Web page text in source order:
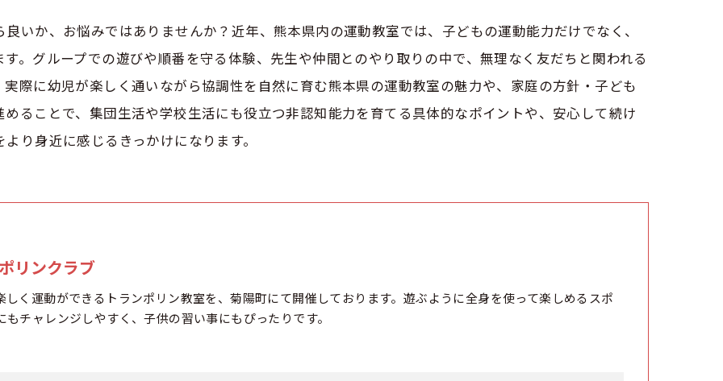
いか、お悩みではありませんか？近年、熊本県内の運動教室では、子どもの運動能力だけでなく、
。グループでの遊びや順番を守る体験、先生や仲間とのやり取りの中で、無理なく友だちと関われる
際に幼児が楽しく通いながら協調性を自然に育む熊本県の運動教室の魅力や、家庭の方針・子ども
ることで、集団生活や学校生活にも役立つ非認知能力を育てる具体的なポイントや、安心して続け
り身近に感じるきっかけになります。
リンクラブ
しく運動ができるトランポリン教室を、菊陽町にて開催しております。遊ぶように全身を使って楽しめるスポ
チャレンジしやすく、子供の習い事にもぴったりです。